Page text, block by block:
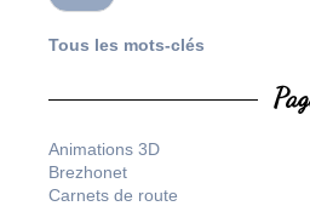
Tous les mots-clés
Animations 3D
Brezhonet
Carnets de route